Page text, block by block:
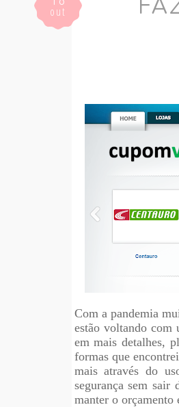
out
Com a pandemia
estão voltando com
em mais detalhes,
formas que
mais através do
segurança sem sair
manter o orçamento